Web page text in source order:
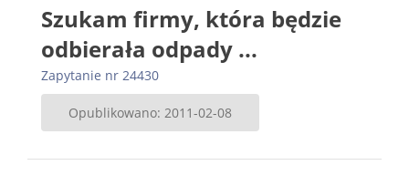
Szukam firmy, która będzie
odbierała odpady ...
Zapytanie nr 24430
Opublikowano: 2011-02-08